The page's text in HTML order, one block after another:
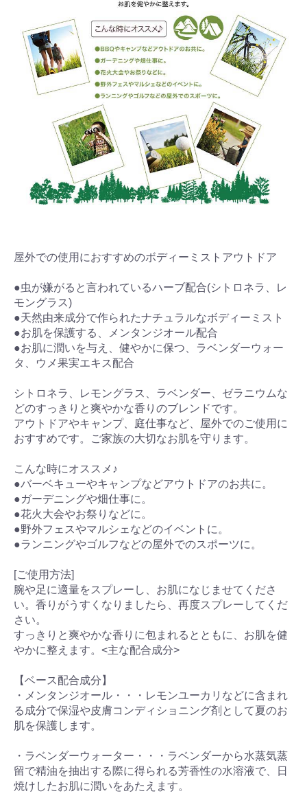
屋外での使用におすすめのボディーミストアウトドア
●虫が嫌がると言われているハーブ配合(シトロネラ、レ
モングラス)
●天然由来成分で作られたナチュラルなボディーミスト
●お肌を保護する、メンタンジオール配合
●お肌に潤いを与え、健やかに保つ、ラベンダーウォー
タ、ウメ果実エキス配合
シトロネラ、レモングラス、ラベンダー、ゼラニウムな
どのすっきりと爽やかな香りのブレンドです。
アウトドアやキャンプ、庭仕事など、屋外でのご使用に
おすすめです。ご家族の大切なお肌を守ります。
こんな時にオススメ♪
●バーベキューやキャンプなどアウトドアのお共に。
●ガーデニングや畑仕事に。
●花火大会やお祭りなどに。
●野外フェスやマルシェなどのイベントに。
●ランニングやゴルフなどの屋外でのスポーツに。
[ご使用方法]
腕や足に適量をスプレーし、お肌になじませてくださ
い。香りがうすくなりましたら、再度スプレーしてくだ
さい。
すっきりと爽やかな香りに包まれるとともに、お肌を健
やかに整えます。<主な配合成分>
【ベース配合成分】
・メンタンジオール・・・レモンユーカリなどに含まれ
る成分で保湿や皮膚コンディショニング剤として夏のお
肌を保護します。
・ラベンダーウォーター・・・ラベンダーから水蒸気蒸
留で精油を抽出する際に得られる芳香性の水溶液で、日
焼けしたお肌に潤いをあたえます。